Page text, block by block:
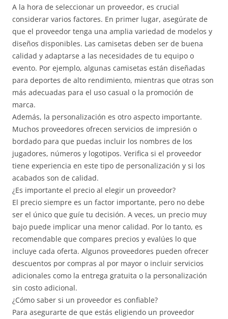
A la hora de seleccionar un proveedor, es crucial
considerar varios factores. En primer lugar, asegúrate de
que el proveedor tenga una amplia variedad de modelos y
diseños disponibles. Las camisetas deben ser de buena
calidad y adaptarse a las necesidades de tu equipo o
evento. Por ejemplo, algunas camisetas están diseñadas
para deportes de alto rendimiento, mientras que otras son
más adecuadas para el uso casual o la promoción de
marca.
Además, la personalización es otro aspecto importante.
Muchos proveedores ofrecen servicios de impresión o
bordado para que puedas incluir los nombres de los
jugadores, números y logotipos. Verifica si el proveedor
tiene experiencia en este tipo de personalización y si los
acabados son de calidad.
¿Es importante el precio al elegir un proveedor?
El precio siempre es un factor importante, pero no debe
ser el único que guíe tu decisión. A veces, un precio muy
bajo puede implicar una menor calidad. Por lo tanto, es
recomendable que compares precios y evalúes lo que
incluye cada oferta. Algunos proveedores pueden ofrecer
descuentos por compras al por mayor o incluir servicios
adicionales como la entrega gratuita o la personalización
sin costo adicional.
¿Cómo saber si un proveedor es confiable?
Para asegurarte de que estás eligiendo un proveedor